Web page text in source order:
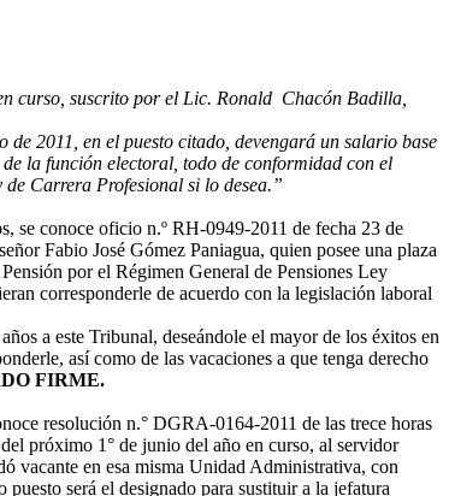
curso, suscrito por el Lic. Ronald Chacón Badilla,
2011, en el puesto citado, devengará un salario base
la función electoral, todo de conformidad con el
Carrera Profesional si lo desea.”
se conoce oficio n.º RH-0949-2011 de fecha 23 de
Fabio José Gómez Paniagua, quien posee una plaza
por el Régimen General de Pensiones Ley
corresponderle de acuerdo con la legislación laboral
a este Tribunal, deseándole el mayor de los éxitos en
así como de las vacaciones a que tenga derecho
FIRME.
resolución n.° DGRA-0164-2011 de las trece horas
próximo 1° de junio del año en curso, al servidor
vacante en esa misma Unidad Administrativa, con
será el designado para sustituir a la jefatura